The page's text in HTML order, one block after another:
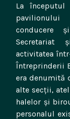
La începutul
conducere
Secretariat
activitatea
Întreprinderii
era denumită
alte secţii,
halelor şi
personalul